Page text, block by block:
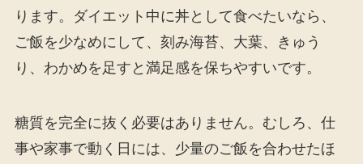
ります。ダイエット中に丼として食べたいなら、
ご飯を少なめにして、刻み海苔、大葉、きゅう
り、わかめを足すと満足感を保ちやすいです。
糖質を完全に抜く必要はありません。むしろ、仕
事や家事で動く日には、少量のご飯を合わせたほ